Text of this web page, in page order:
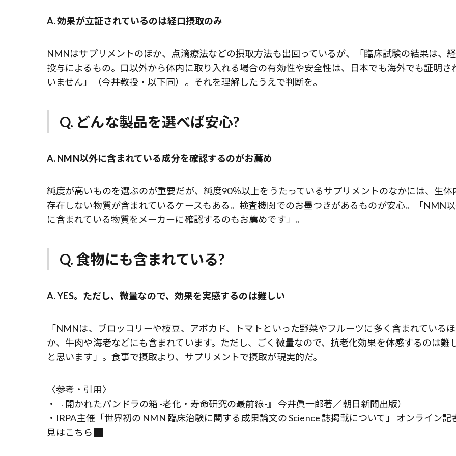
A. 効果が立証されているのは経口摂取のみ
NMNはサプリメントのほか、点滴療法などの摂取方法も出回っているが、「臨床試験の結果は、
投与によるもの。口以外から体内に取り入れる場合の有効性や安全性は、日本でも海外でも証明さ
いません」（今井教授・以下同）。それを理解したうえで判断を。
Q. どんな製品を選べば安心?
A. NMN以外に含まれている成分を確認するのがお薦め
純度が高いものを選ぶのが重要だが、純度90％以上をうたっているサプリメントのなかには、生体
存在しない物質が含まれているケースもある。検査機関でのお墨つきがあるものが安心。「NMN
に含まれている物質をメーカーに確認するのもお薦めです」。
Q. 食物にも含まれている?
A. YES。ただし、微量なので、効果を実感するのは難しい
「NMNは、ブロッコリーや枝豆、アボカド、トマトといった野菜やフルーツに多く含まれているほ
か、牛肉や海老などにも含まれています。ただし、ごく微量なので、抗老化効果を体感するのは難
と思います」。食事で摂取より、サプリメントで摂取が現実的だ。
〈参考・引用〉
・『開かれたパンドラの箱 -老化・寿命研究の最前線-』 今井眞一郎著／朝日新聞出版）
・IRPA主催「世界初の NMN 臨床治験に関する成果論文の Science 誌掲載について」 オンライン記
見はこちら
歌舞伎俳優・尾上右近が休息を過